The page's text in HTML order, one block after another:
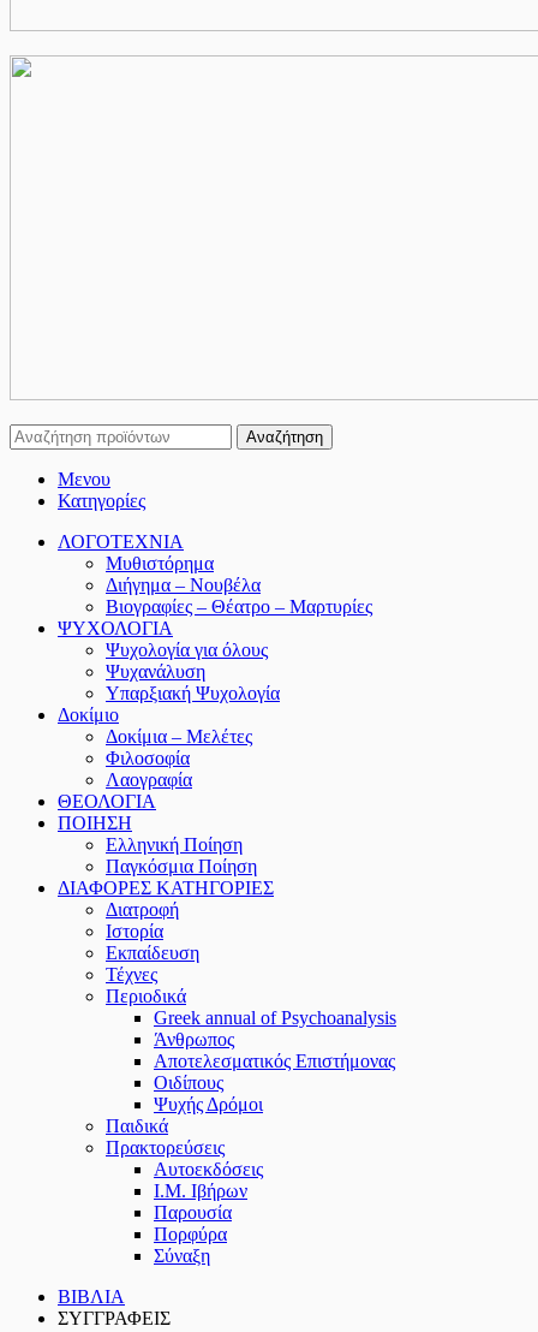
Αναζήτηση
Μενου
Κατηγορίες
ΛΟΓΟΤΕΧΝΙΑ
Μυθιστόρημα
Διήγημα – Νουβέλα
Βιογραφίες – Θέατρο – Μαρτυρίες
ΨΥΧΟΛΟΓΙΑ
Ψυχολογία για όλους
Ψυχανάλυση
Υπαρξιακή Ψυχολογία
Δοκίμιο
Δοκίμια – Μελέτες
Φιλοσοφία
Λαογραφία
ΘΕΟΛΟΓΙΑ
ΠΟΙΗΣΗ
Ελληνική Ποίηση
Παγκόσμια Ποίηση
ΔΙΑΦΟΡΕΣ ΚΑΤΗΓΟΡΙΕΣ
Διατροφή
Ιστορία
Εκπαίδευση
Τέχνες
Περιοδικά
Greek annual of Psychoanalysis
Άνθρωπος
Αποτελεσματικός Επιστήμονας
Οιδίπους
Ψυχής Δρόμοι
Παιδικά
Πρακτoρεύσεις
Αυτοεκδόσεις
Ι.Μ. Ιβήρων
Παρουσία
Πορφύρα
Σύναξη
ΒΙΒΛΙΑ
ΣΥΓΓΡΑΦΕΙΣ